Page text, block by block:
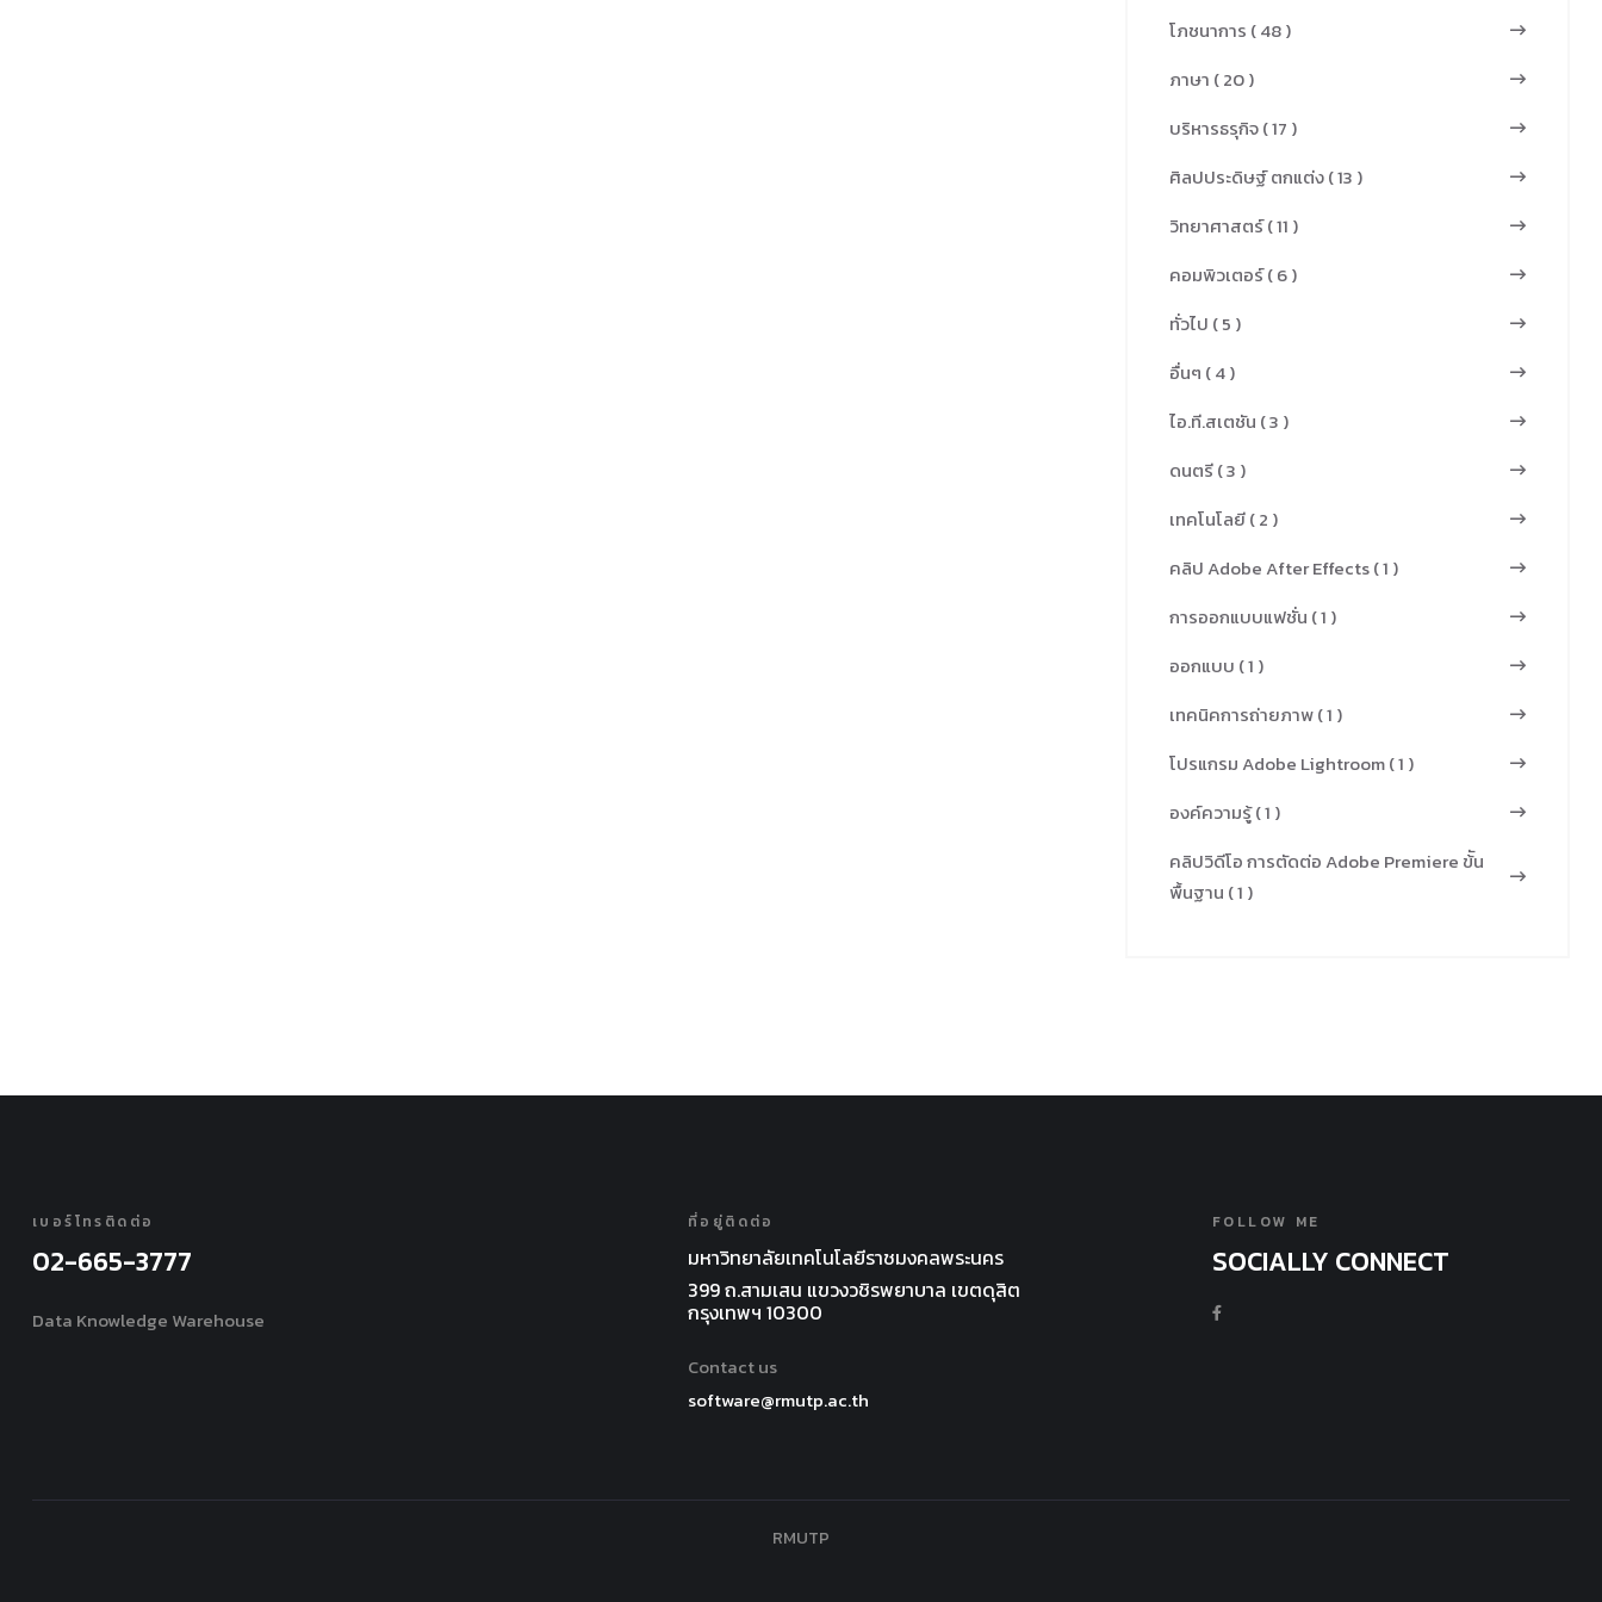
โภชนาการ ( 48 )
ภาษา ( 20 )
บริหารธรุกิจ ( 17 )
ศิลปประดิษฐ์ ตกแต่ง ( 13 )
วิทยาศาสตร์ ( 11 )
คอมพิวเตอร์ ( 6 )
ทั่วไป ( 5 )
อื่นๆ ( 4 )
ไอ.ที.สเตชัน ( 3 )
ดนตรี ( 3 )
เทคโนโลยี ( 2 )
คลิป Adobe After Effects ( 1 )
การออกแบบแฟชั่น ( 1 )
ออกแบบ ( 1 )
เทคนิคการถ่ายภาพ ( 1 )
โปรแกรม Adobe Lightroom ( 1 )
องค์ความรู้ ( 1 )
คลิปวิดีโอ การตัดต่อ Adobe Premiere ข้ัน
พื้นฐาน ( 1 )
เบอร์โทรติดต่อ
02-665-3777
Data Knowledge Warehouse
ที่อยู่ติดต่อ
มหาวิทยาลัยเทคโนโลยีราชมงคลพระนคร
399 ถ.สามเสน แขวงวชิรพยาบาล เขตดุสิต
กรุงเทพฯ 10300
Contact us
software@rmutp.ac.th
FOLLOW ME
SOCIALLY CONNECT
RMUTP